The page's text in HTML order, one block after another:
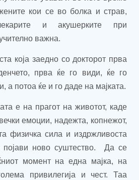
кои се во болка и страв,
и акушерките при
важна.
која заедно со докторот прва
прва ќе го види, ќе го
а потоа ќе и го даде на мајката.
е на прагот на животот, каде
емоции, надежта, копнежот,
физичка сила и издржливоста
ново суштество.
Да се
момент на една мајка, на
привилегија и чест. Таа